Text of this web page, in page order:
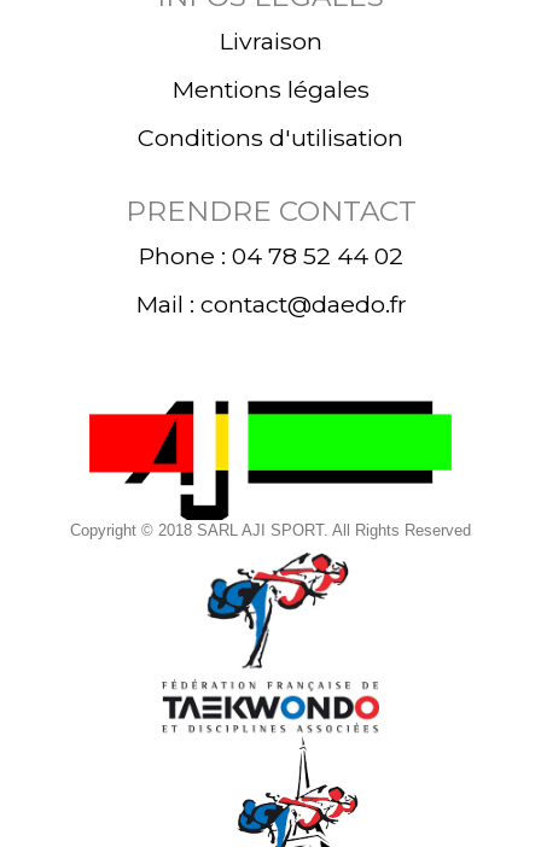
Livraison
Mentions légales
Conditions d'utilisation
PRENDRE CONTACT
Phone : 04 78 52 44 02
Mail : contact@daedo.fr
Copyright © 2018 SARL AJI SPORT. All Rights Reserved